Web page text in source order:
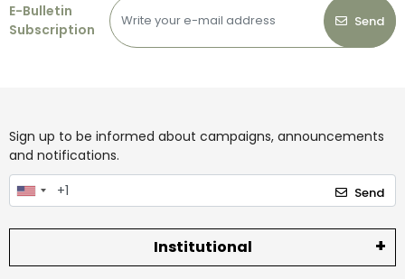
E-Bulletin
Subscription
Send
Sign up to be informed about campaigns, announcements
and notifications.
Send
Institutional